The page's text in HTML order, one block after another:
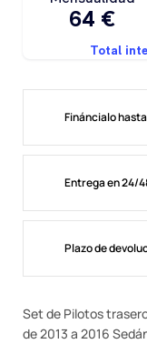
Fináncialo
Entrega en 24/
Plazo de
Set de Pilotos
de 2013 a 2016